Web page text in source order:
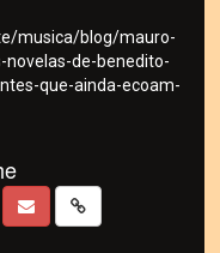
musica/blog/mauro-
de-benedito-
que-ainda-ecoam-